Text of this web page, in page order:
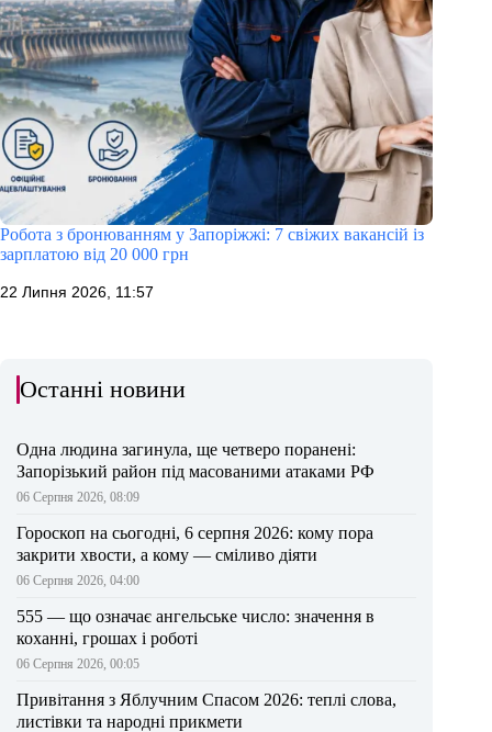
Робота з бронюванням у Запоріжжі: 7 свіжих вакансій із
зарплатою від 20 000 грн
22 Липня 2026, 11:57
Останні новини
Одна людина загинула, ще четверо поранені:
Запорізький район під масованими атаками РФ
06 Серпня 2026, 08:09
Гороскоп на сьогодні, 6 серпня 2026: кому пора
закрити хвости, а кому — сміливо діяти
06 Серпня 2026, 04:00
555 — що означає ангельське число: значення в
коханні, грошах і роботі
06 Серпня 2026, 00:05
Привітання з Яблучним Спасом 2026: теплі слова,
листівки та народні прикмети